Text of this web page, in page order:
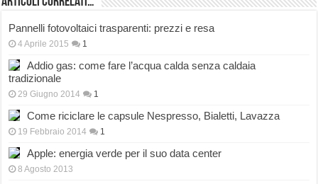
Pannelli fotovoltaici trasparenti: prezzi e resa
4 Aprile 2015 1
Addio gas: come fare l’acqua calda senza caldaia
tradizionale
29 Giugno 2014 1
Come riciclare le capsule Nespresso, Bialetti, Lavazza
19 Febbraio 2014 1
Apple: energia verde per il suo data center
8 Agosto 2013